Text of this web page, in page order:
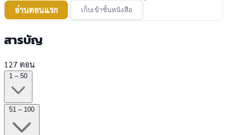
อ่านตอนแรก
เก็บเข้าชั้นหนังสือ
สารบัญ
127 ตอน
1 – 50
51 – 100